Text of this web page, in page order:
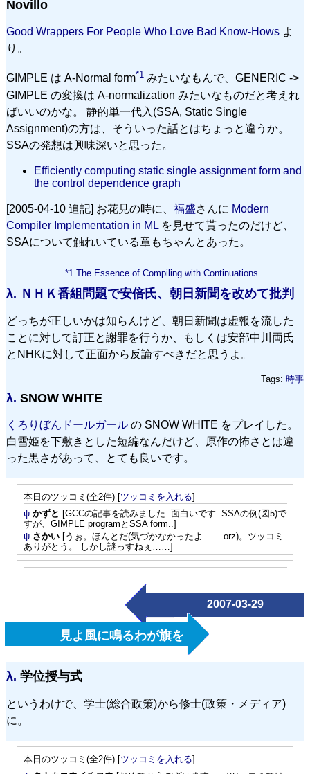
Novillo
Good Wrappers For People Who Love Bad Know-Hows よ
り。
GIMPLE は A-Normal form*1 みたいなもんで、GENERIC ->
GIMPLE の変換は A-normalization みたいなものだと考えれ
ばいいのかな。 静的単一代入(SSA, Static Single
Assignment)の方は、そういった話とはちょっと違うか。
SSAの発想は興味深いと思った。
Efficiently computing static single assignment form and
the control dependence graph
[2005-04-10 追記] お花見の時に、 福盛さんに Modern
Compiler Implementation in ML を見せて貰ったのだけど、
SSAについて触れいている章もちゃんとあった。
*1 The Essence of Compiling with Continuations
λ. ＮＨＫ番組問題で安倍氏、朝日新聞を改めて批判
どっちが正しいかは知らんけど、朝日新聞は虚報を流した
ことに対して訂正と謝罪を行うか、もしくは安部中川両氏
とNHKに対して正面から反論すべきだと思うよ。
Tags: 時事
λ. SNOW WHITE
くろりぼんドールガール の SNOW WHITE をプレイした。
白雪姫を下敷きとした短編なんだけど、原作の怖さとは違
った黒さがあって、とても良いです。
本日のツッコミ(全2件) [ツッコミを入れる]
ψ かずと [GCCの記事を読みました. 面白いです. SSAの例(図5)で
すが、GIMPLE programとSSA form..]
ψ さかい[うぉ。ほんとだ(気づかなかったよ…… orz)。ツッコミ
ありがとう。 しかし謎っすねぇ……]
2007-03-29
見よ風に鳴るわが旗を
λ. 学位授与式
というわけで、学士(総合政策)から修士(政策・メディア)
に。
本日のツッコミ(全2件) [ツッコミを入れる]